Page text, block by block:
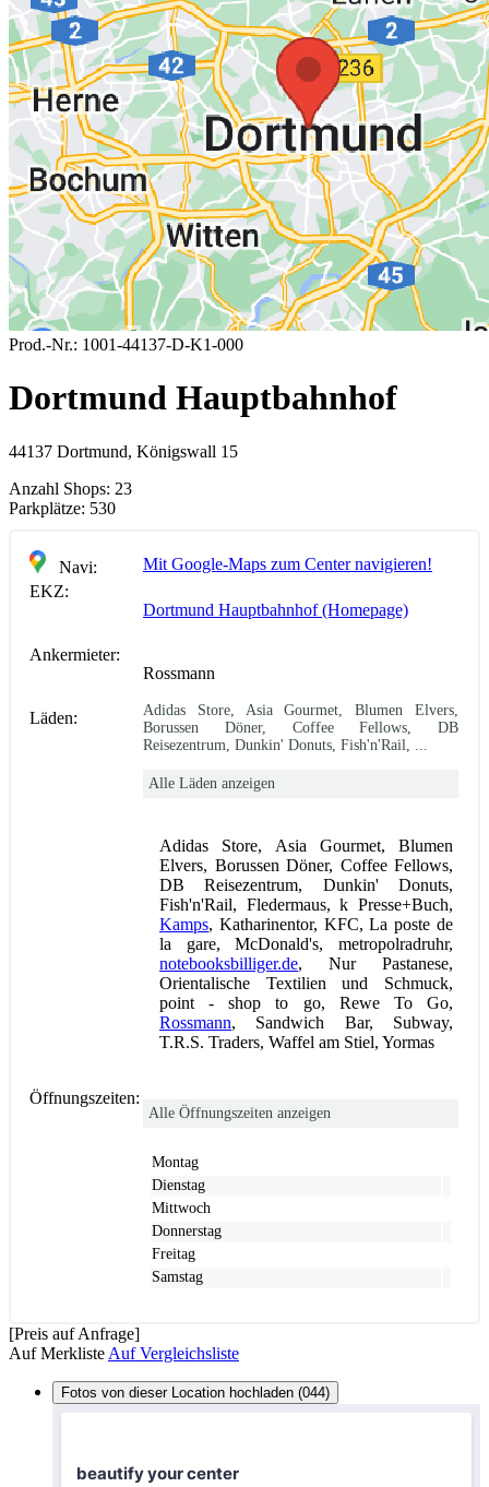
Prod.-Nr.: 1001-44137-D-K1-000
Dortmund Hauptbahnhof
44137 Dortmund, Königswall 15
Anzahl Shops: 23
Parkplätze: 530
Navi:
Mit Google-Maps zum Center navigieren!
EKZ:
Dortmund Hauptbahnhof (Homepage)
Ankermieter:
Rossmann
Läden:
Adidas Store, Asia Gourmet, Blumen Elvers,
Borussen Döner, Coffee Fellows, DB
Reisezentrum, Dunkin' Donuts, Fish'n'Rail, ...
Alle Läden anzeigen
Adidas Store, Asia Gourmet, Blumen
Elvers, Borussen Döner, Coffee Fellows,
DB Reisezentrum, Dunkin' Donuts,
Fish'n'Rail, Fledermaus, k Presse+Buch,
Kamps, Katharinentor, KFC, La poste de
la gare, McDonald's, metropolradruhr,
notebooksbilliger.de, Nur Pastanese,
Orientalische Textilien und Schmuck,
point - shop to go, Rewe To Go,
Rossmann, Sandwich Bar, Subway,
T.R.S. Traders, Waffel am Stiel, Yormas
Öffnungszeiten:
Alle Öffnungszeiten anzeigen
Montag
Dienstag
Mittwoch
Donnerstag
Freitag
Samstag
[Preis auf Anfrage]
Auf Merkliste Auf Vergleichsliste
Fotos von dieser Location hochladen (044)